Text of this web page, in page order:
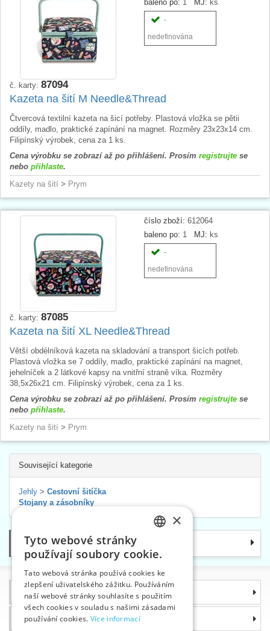
baleno po: 1 MJ: ks
-
nedefinována
č. karty: 87094
Kazeta na šití M Needle&Thread
Čtvercová textilní kazeta na šicí potřeby. Plastová vložka se pětii
oddíly, madlo, praktické zapínání na magnet. Rozměry 23x23x14 cm.
Filipínský výrobek, cena za 1 ks.
Cena výrobku se zobrazí až po přihlášení. Prosím registrujte se
nebo přihlaste.
Kazety na šití > Prym
číslo zboží: 612064
baleno po: 1 MJ: ks
-
nedefinována
č. karty: 87085
Kazeta na šití XL Needle&Thread
Větší obdélníková kazeta na skladování a transport šicích potřeb.
Plastová vložka se 7 oddíly, madlo, praktické zapínání na magnet,
jehelníček a 2 látkové kapsy na vnitřní straně víka. Rozměry
38,5x26x21 cm. Filipínský výrobek, cena za 1 ks.
Cena výrobku se zobrazí až po přihlášení. Prosím registrujte se
nebo přihlaste.
Kazety na šití > Prym
Související kategorie
Jehly > Cestovní šitíčka
Stojany a zásobníky
Kategorie
Informace
Proč si zvolit právě nás
ENGLISH
GERMAN
×
Tyto webové stránky
používají soubory cookie.
Tato webová stránka používá cookies ke
zlepšení uživatelského zážitku. Používáním
naší webové stránky souhlasíte s použitím
všech cookies v souladu s našimi zásadami
používání cookies. Více informací